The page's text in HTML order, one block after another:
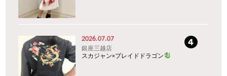
2026.07.07
銀座三越店
スカジャン×プレイドドラゴン